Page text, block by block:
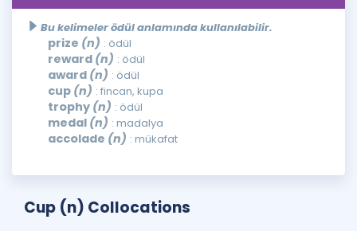
Bu kelimeler ödül anlamında kullanılabilir.
prize (n) : ödül
reward (n) : ödül
award (n) : ödül
cup (n) : fincan, kupa
trophy (n) : ödül
medal (n) : madalya
accolade (n) : mükafat
Cup (n) Collocations